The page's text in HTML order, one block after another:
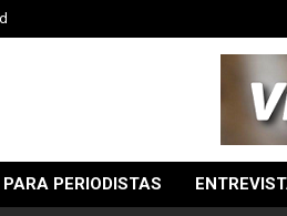
PERIODISTAS